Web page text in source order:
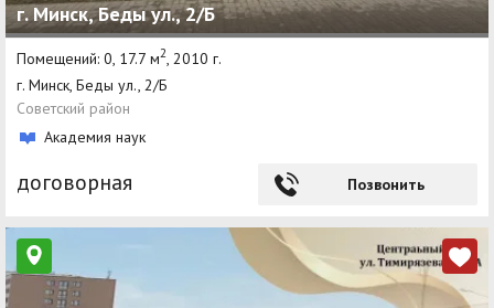
г. Минск, Беды ул., 2/Б
Помещений: 0, 17.7 м2, 2010 г.
г. Минск, Беды ул., 2/Б
Советский район
Академия наук
договорная Позвонить